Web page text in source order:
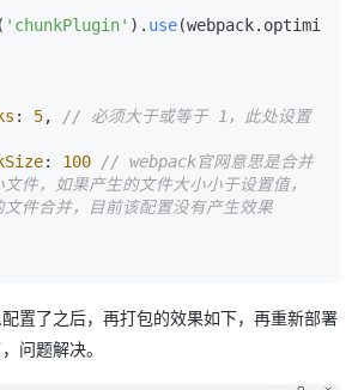
( 'chunkPlugin' ). use(webpack. optimize
: 5,
// 必须大于或等于 1，此处设置
: 100
// webpack官网意思是合并
件，如果产生的文件大小小于设置值，
文件合并，目前该配置没有产生效果
置了之后，再打包的效果如下，再重新部署
问题解决。